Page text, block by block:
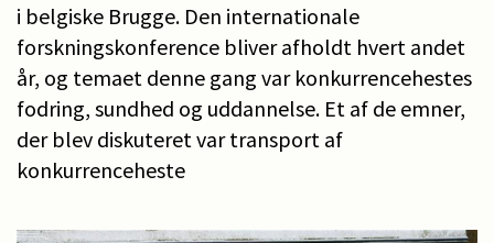
i belgiske Brugge. Den internationale
forskningskonference bliver afholdt hvert andet
år, og temaet denne gang var konkurrencehestes
fodring, sundhed og uddannelse. Et af de emner,
der blev diskuteret var transport af
konkurrenceheste